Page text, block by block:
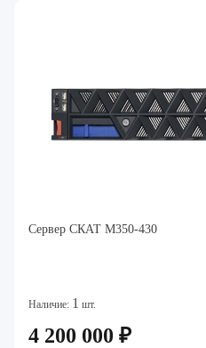
Сервер СКАТ M350-430
Наличие: 1 шт.
4 200 000 ₽